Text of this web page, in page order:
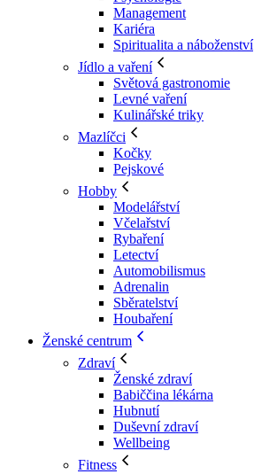
Management
Kariéra
Spiritualita a náboženství
Jídlo a vaření
Světová gastronomie
Levné vaření
Kulinářské triky
Mazlíčci
Kočky
Pejskové
Hobby
Modelářství
Včelařství
Rybaření
Letectví
Automobilismus
Adrenalin
Sběratelství
Houbaření
Ženské centrum
Zdraví
Ženské zdraví
Babiččina lékárna
Hubnutí
Duševní zdraví
Wellbeing
Fitness